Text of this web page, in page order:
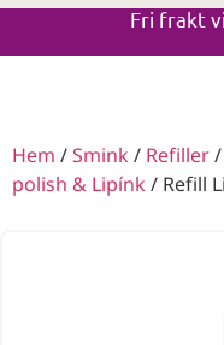
Fri frakt
Hem /Smink / Refiller/
polish & Lipínk / Refill